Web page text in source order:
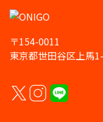
〒154-0011
東京都世田谷区上馬